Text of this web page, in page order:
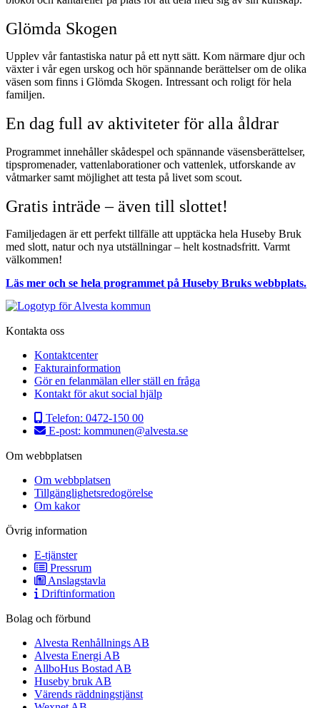
Glömda Skogen
Upplev vår fantastiska natur på ett nytt sätt. Kom närmare djur och
växter i vår egen urskog och hör spännande berättelser om de olika
väsen som finns i Glömda Skogen. Intressant och roligt för hela
familjen.
En dag full av aktiviteter för alla åldrar
Programmet innehåller skådespel och spännande väsensberättelser,
tipspromenader, vattenlaborationer och vattenlek, utforskande av
våtmarker samt möjlighet att testa på livet som scout.
Gratis inträde – även till slottet!
Familjedagen är ett perfekt tillfälle att upptäcka hela Huseby Bruk
med slott, natur och nya utställningar – helt kostnadsfritt. Varmt
välkommen!
Läs mer och se hela programmet på Huseby Bruks webbplats.
Kontakta oss
Kontaktcenter
Fakturainformation
Gör en felanmälan eller ställ en fråga
Kontakt för akut social hjälp
Telefon: 0472-150 00
E-post: kommunen@alvesta.se
Om webbplatsen
Om webbplatsen
Tillgänglighetsredogörelse
Om kakor
Övrig information
E-tjänster
Pressrum
Anslagstavla
Driftinformation
Bolag och förbund
Alvesta Renhållnings AB
Alvesta Energi AB
AllboHus Bostad AB
Huseby bruk AB
Värends räddningstjänst